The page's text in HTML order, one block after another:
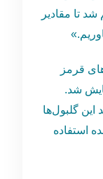
تا مقادیر
قرمز
شد.
این گلبول‌ها
استفاده